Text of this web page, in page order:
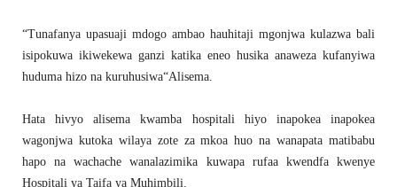
“Tunafanya upasuaji mdogo ambao hauhitaji mgonjwa kulazwa bali
isipokuwa ikiwekewa ganzi katika eneo husika anaweza kufanyiwa
huduma hizo na kuruhusiwa“Alisema.
Hata hivyo alisema kwamba hospitali hiyo inapokea inapokea
wagonjwa kutoka wilaya zote za mkoa huo na wanapata matibabu
hapo na wachache wanalazimika kuwapa rufaa kwendfa kwenye
Hospitali ya Taifa ya Muhimbili.